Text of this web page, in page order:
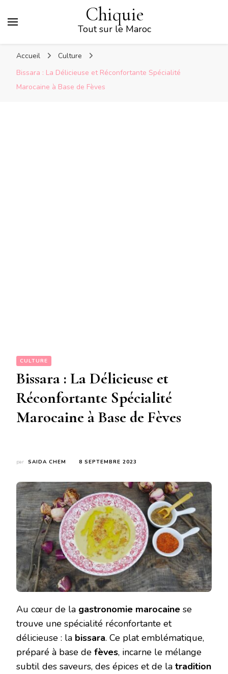
Chiquie
Tout sur le Maroc
Accueil
Culture
Bissara : La Délicieuse et Réconfortante Spécialité
Marocaine à Base de Fèves
CULTURE
Bissara : La Délicieuse et
Réconfortante Spécialité
Marocaine à Base de Fèves
par SAIDA CHEM 8 SEPTEMBRE 2023
Au cœur de la gastronomie marocaine se
trouve une spécialité réconfortante et
délicieuse : la bissara. Ce plat emblématique,
préparé à base de fèves, incarne le mélange
subtil des saveurs, des épices et de la tradition